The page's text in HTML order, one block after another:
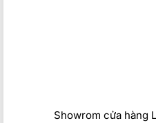
Showrom cửa hàng